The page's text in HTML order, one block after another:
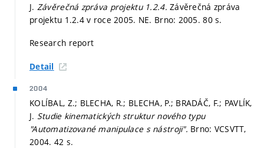
J. Závěrečná zpráva projektu 1.2.4.Závěrečná zpráva
projektu 1.2.4 v roce 2005. NE. Brno: 2005. 80 s.
Research report
Detail
2004
KOLÍBAL, Z.; BLECHA, R.; BLECHA, P.; BRADÁČ, F.; PAVLÍK,
J. Studie kinematických struktur nového typu
"Automatizované manipulace s nástroji". Brno: VCSVTT,
2004. 42 s.